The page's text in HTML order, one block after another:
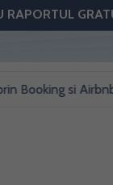
si Airbnb? A